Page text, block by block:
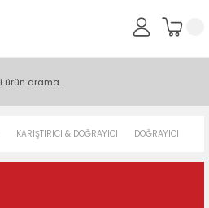
KARIŞTIRICI & DOĞRAYICI DOĞRAYICI